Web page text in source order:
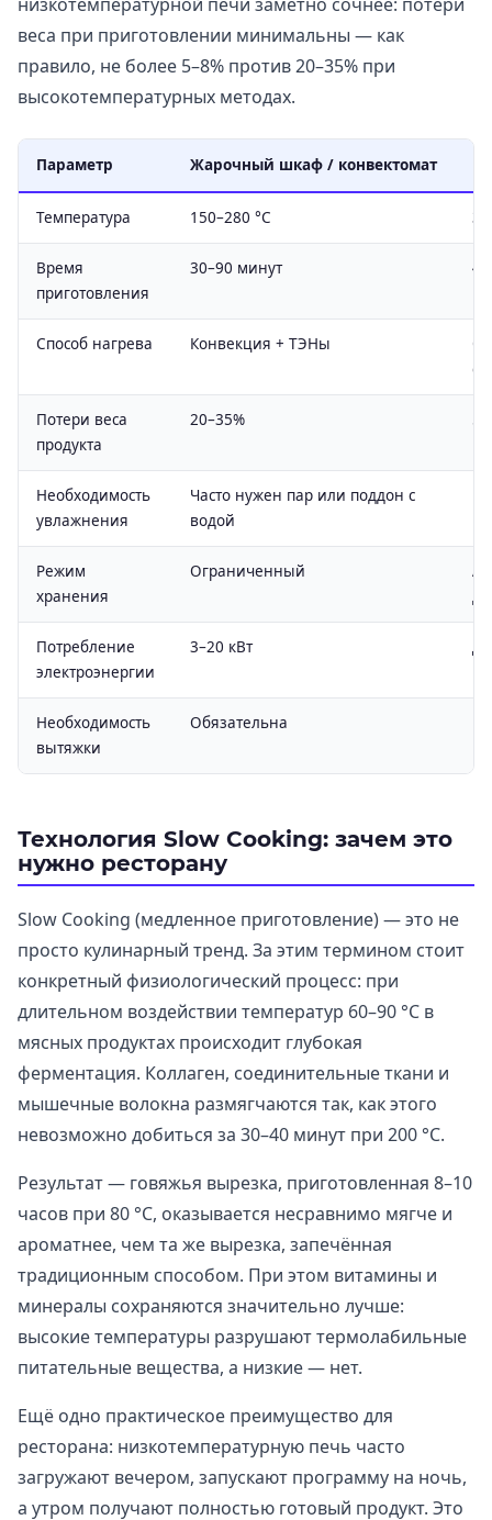
веса при приготовлении минимальны — как
правило, не более 5–8% против 20–35% при
высокотемпературных методах.
Параметр Жарочный шкаф / конвектомат
Температура 150–280 °C
Время
приготовления
30–90 минут
Способ нагрева Конвекция + ТЭНы
Потери веса
продукта
20–35%
Необходимость
увлажнения
Часто нужен пар или поддон с
водой
Режим
хранения
Ограниченный
Потребление
электроэнергии
3–20 кВт
Необходимость
вытяжки
Обязательна
Технология Slow Cooking: зачем это
нужно ресторану
Slow Cooking (медленное приготовление) — это не
просто кулинарный тренд. За этим термином стоит
конкретный физиологический процесс: при
длительном воздействии температур 60–90 °C в
мясных продуктах происходит глубокая
ферментация. Коллаген, соединительные ткани и
мышечные волокна размягчаются так, как этого
невозможно добиться за 30–40 минут при 200 °C.
Результат — говяжья вырезка, приготовленная 8–10
часов при 80 °C, оказывается несравнимо мягче и
ароматнее, чем та же вырезка, запечённая
традиционным способом. При этом витамины и
минералы сохраняются значительно лучше:
высокие температуры разрушают термолабильные
питательные вещества, а низкие — нет.
Ещё одно практическое преимущество для
ресторана: низкотемпературную печь часто
загружают вечером, запускают программу на ночь,
а утром получают полностью готовый продукт. Это